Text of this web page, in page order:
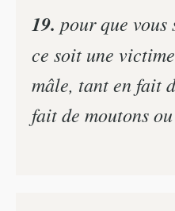
19. pour que vous
ce soit une
mâle, tant en fait
fait de moutons